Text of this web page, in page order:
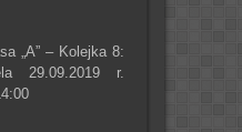
„A” – Kolejka 8:
29.09.2019 r.